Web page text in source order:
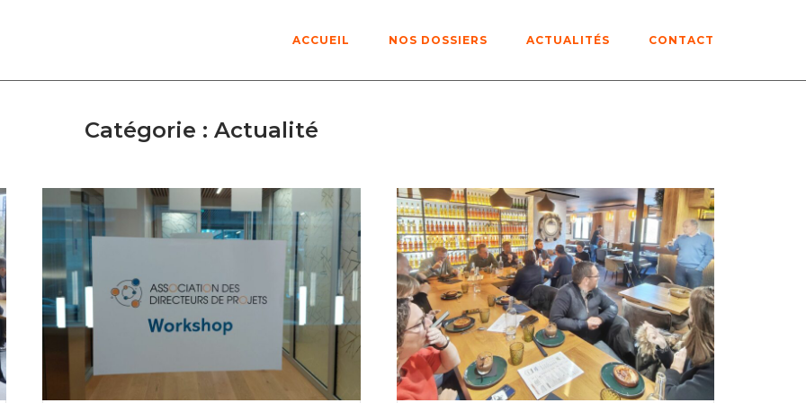
ACCUEIL NOS DOSSIERS ACTUALITÉS CONTACT
Catégorie : Actualité